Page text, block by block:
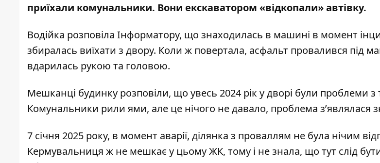
приїхали комунальники. Вони екскаватором «відкопали» автівку.
Водійка розповіла Інформатору, що знаходилась в машині в момент
збиралась виїхати з двору. Коли ж повертала, асфальт провалився під
вдарилась рукою та головою.
Мешканці будинку розповіли, що увесь 2024 рік у дворі були проблеми з
Комунальники рили ями, але це нічого не давало, проблема з’являлася
7 січня 2025 року, в момент аварії, ділянка з проваллям не була нічим
Кермувальниця ж не мешкає у цьому ЖК, тому і не знала, що тут слід